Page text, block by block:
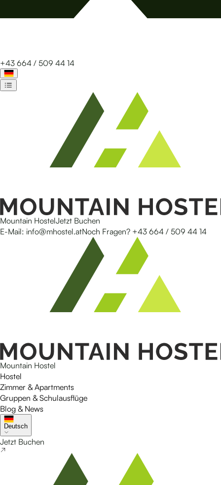
+43 664 / 509 44 14
Mountain HostelJetzt Buchen
E-Mail: info@mhostel.atNoch Fragen? +43 664 / 509 44 14
Mountain Hostel
Hostel
Zimmer & Apartments
Gruppen & Schulausflüge
Blog & News
Deutsch
Jetzt Buchen